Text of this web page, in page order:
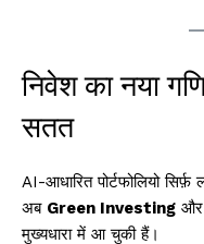
निवेश का नया
सतत
AI-आधारित पोर्टफोलियो सिर्फ़
अब Green Investing और
मुख्यधारा में आ चुकी हैं।